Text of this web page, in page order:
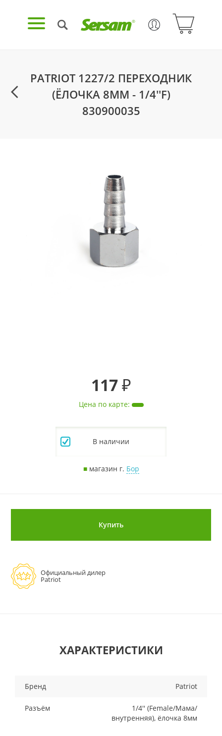
PATRIOT 1227/2 ПЕРЕХОДНИК
(ЁЛОЧКА 8ММ - 1/4''F)
830900035
117 ₽
Цена по карте:
В наличии
■магазин г. Бор
Купить
Официальный дилер
Patriot
ХАРАКТЕРИСТИКИ
Бренд Patriot
Разъём
1/4'' (Female/Мама/
внутренняя), ёлочка 8мм